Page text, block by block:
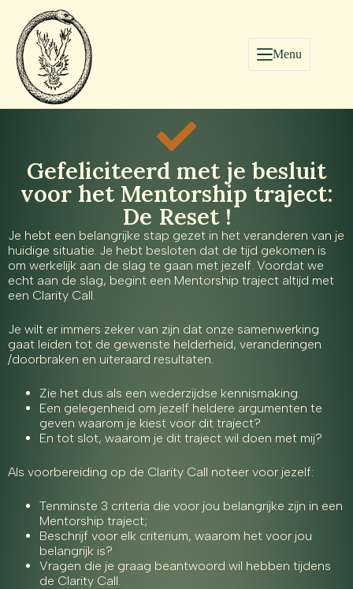
Menu
Gefeliciteerd met je besluit
voor het Mentorship traject:
De Reset !
Je hebt een belangrijke stap gezet in het veranderen van je
huidige situatie. Je hebt besloten dat de tijd gekomen is
om werkelijk aan de slag te gaan met jezelf. Voordat we
echt aan de slag, begint een Mentorship traject altijd met
een Clarity Call.
Je wilt er immers zeker van zijn dat onze samenwerking
gaat leiden tot de gewenste helderheid, veranderingen
/doorbraken en uiteraard resultaten.
Zie het dus als een wederzijdse kennismaking.
Een gelegenheid om jezelf heldere argumenten te
geven waarom je kiest voor dit traject?
En tot slot, waarom je dit traject wil doen met mij?
Als voorbereiding op de Clarity Call noteer voor jezelf:
Tenminste 3 criteria die voor jou belangrijke zijn in een
Mentorship traject;
Beschrijf voor elk criterium, waarom het voor jou
belangrijk is?
Vragen die je graag beantwoord wil hebben tijdens
de Clarity Call.